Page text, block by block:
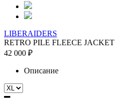
LIBERAIDERS
RETRO PILE FLEECE JACKET
42 000 ₽
Описание